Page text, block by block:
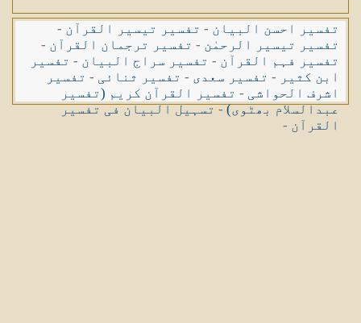
تفسیر احسن البیان - تفسیر تیسیر القرآن -
تفسیر تیسیر الرحمٰن - تفسیر ترجمان القرآن -
تفسیر فہم القرآن - تفسیر سراج البیان - تفسیر
ابن کثیر - تفسیر سعدی - تفسیر ثنائی - تفسیر
اشرف الحواشی - تفسیر القرآن کریم (تفسیر
عبدالسلام بھٹوی)-تسہیل البیان فی تفسیر
القرآن -